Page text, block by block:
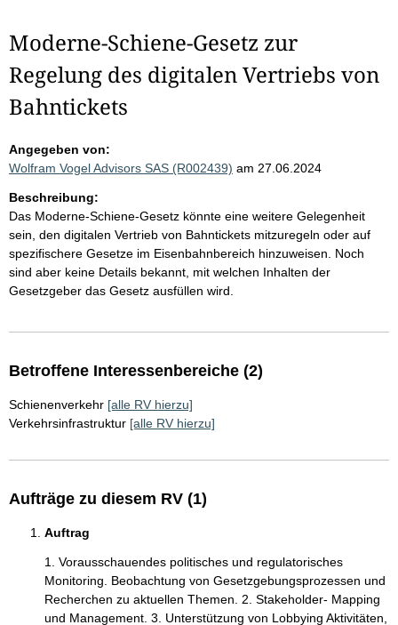
Moderne-Schiene-Gesetz zur
Regelung des digitalen Vertriebs von
Bahntickets
Angegeben von:
Wolfram Vogel Advisors SAS (R002439) am 27.06.2024
Beschreibung:
Das Moderne-Schiene-Gesetz könnte eine weitere Gelegenheit
sein, den digitalen Vertrieb von Bahntickets mitzuregeln oder auf
spezifischere Gesetze im Eisenbahnbereich hinzuweisen. Noch
sind aber keine Details bekannt, mit welchen Inhalten der
Gesetzgeber das Gesetz ausfüllen wird.
Betroffene Interessenbereiche (2)
Schienenverkehr [alle RV hierzu]
Verkehrsinfrastruktur [alle RV hierzu]
Aufträge zu diesem RV (1)
Auftrag
1. Vorausschauendes politisches und regulatorisches
Monitoring. Beobachtung von Gesetzgebungsprozessen und
Recherchen zu aktuellen Themen. 2. Stakeholder- Mapping
und Management. 3. Unterstützung von Lobbying Aktivitäten,